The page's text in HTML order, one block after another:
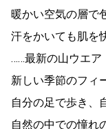
暖かい空気の層で
汗をかいても肌を
……最新の山ウエア
新しい季節のフィ
自分の足で歩き、
自然の中での憧れ